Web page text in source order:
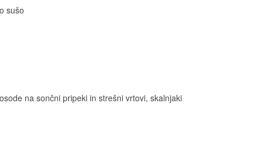
sušo
na sončni pripeki in strešni vrtovi, skalnjaki